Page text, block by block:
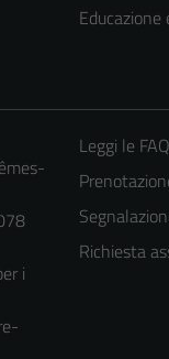
i
Leggi le FAQ
Richiesta